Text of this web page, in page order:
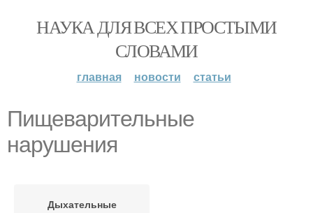
НАУКА ДЛЯ ВСЕХ ПРОСТЫМИ
СЛОВАМИ
главная новости статьи
Пищеварительные
нарушения
Дыхательные